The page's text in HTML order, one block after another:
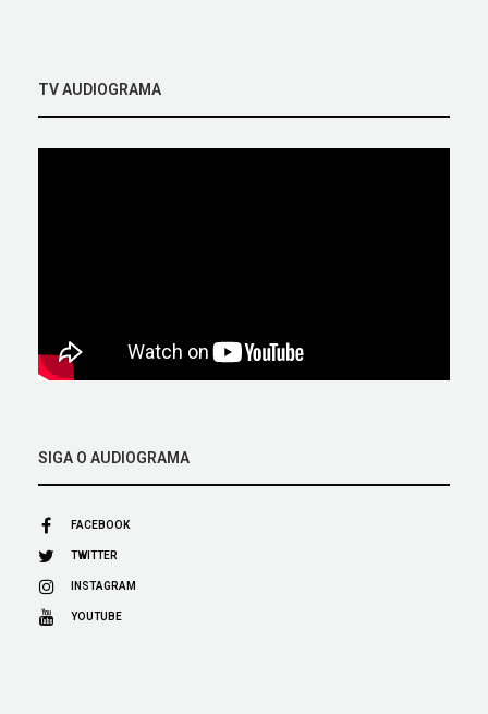
TV AUDIOGRAMA
SIGA O AUDIOGRAMA
FACEBOOK
TWITTER
INSTAGRAM
YOUTUBE